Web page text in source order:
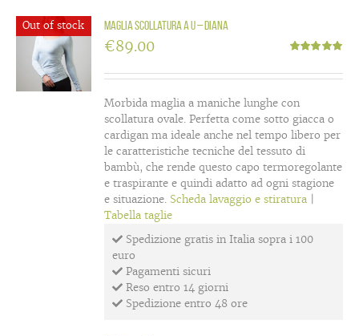
Out of stock Maglia scollatura a U – DIANA
5.00su 5
€89.00
Morbida maglia a maniche lunghe con
scollatura ovale. Perfetta come sotto giacca o
cardigan ma ideale anche nel tempo libero per
le caratteristiche tecniche del tessuto di
bambù, che rende questo capo termoregolante
e traspirante e quindi adatto ad ogni stagione
e situazione. Scheda lavaggio e stiratura
Tabella taglie
Spedizione gratis in Italia sopra i 100
euro
Pagamenti sicuri
Reso entro 14 giorni
Spedizione entro 48 ore